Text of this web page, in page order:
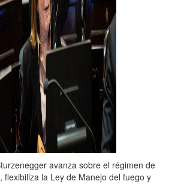
avanza sobre el régimen de
flexibiliza la Ley de Manejo del fuego y